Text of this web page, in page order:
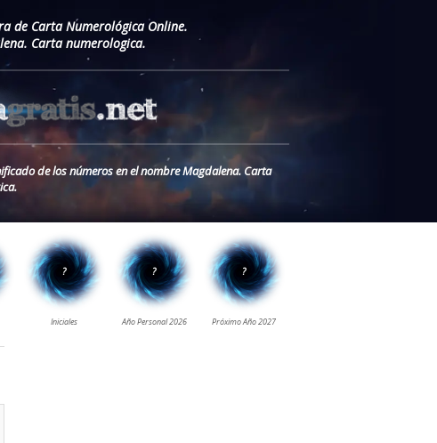
de Carta Numerológica Online.
Carta numerologica.
de los números en el nombre Magdalena. Carta